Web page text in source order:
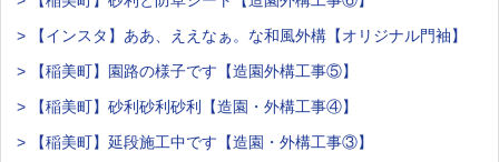
> 【インスタ】ああ、ええなぁ。な和風外構【オリジナル門袖】
> 【稲美町】園路の様子です【造園外構工事⑤】
> 【稲美町】砂利砂利砂利【造園・外構工事④】
> 【稲美町】延段施工中です【造園・外構工事③】